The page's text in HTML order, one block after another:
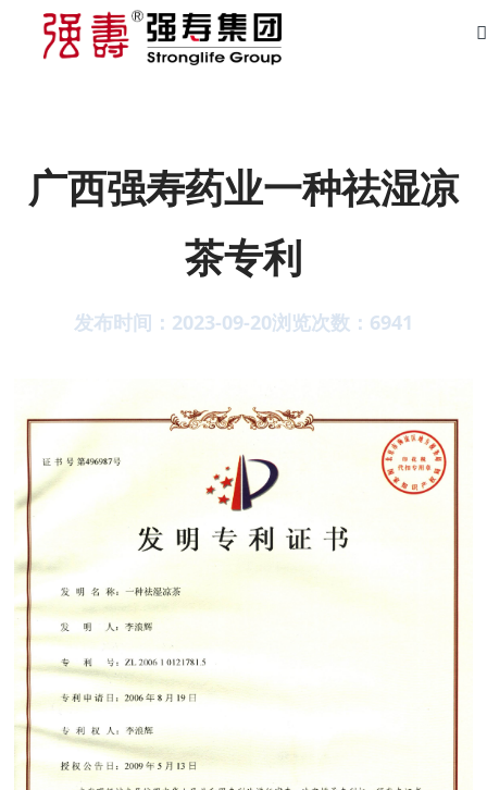
广西强寿药业一种祛湿凉
茶专利
发布时间：2023-09-20浏览次数： 6941